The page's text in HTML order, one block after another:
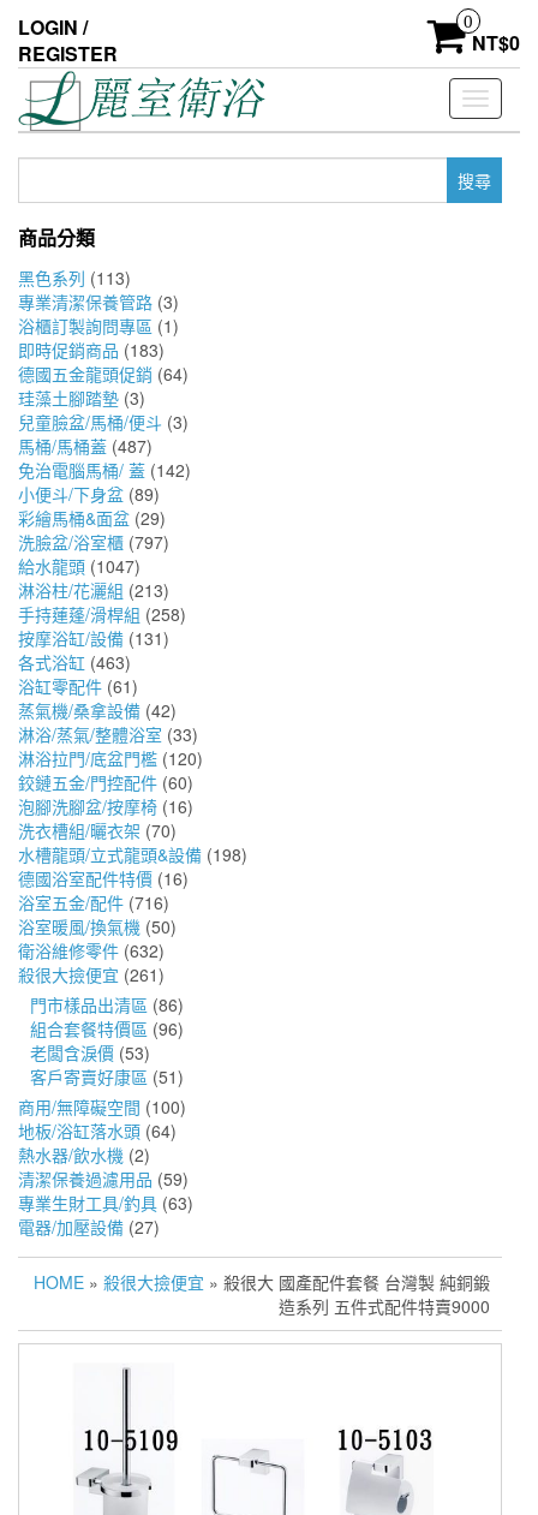
the
content
LOGIN /
REGISTER
0
NT$0
Toggle
鍵
商品分類
黑色系列 (113)
專業清潔保養管路 (3)
浴櫃訂製詢問專區 (1)
即時促銷商品 (183)
德國五金龍頭促銷 (64)
珪藻土腳踏墊 (3)
兒童臉盆/馬桶/便斗 (3)
馬桶/馬桶蓋 (487)
免治電腦馬桶/ 蓋 (142)
小便斗/下身盆 (89)
彩繪馬桶&面盆 (29)
洗臉盆/浴室櫃 (797)
給水龍頭 (1047)
淋浴柱/花灑組 (213)
手持蓮蓬/滑桿組 (258)
按摩浴缸/設備 (131)
各式浴缸 (463)
浴缸零配件 (61)
蒸氣機/桑拿設備 (42)
淋浴/蒸氣/整體浴室 (33)
淋浴拉門/底盆門檻 (120)
鉸鏈五金/門控配件 (60)
泡腳洗腳盆/按摩椅 (16)
洗衣槽組/曬衣架 (70)
水槽龍頭/立式龍頭&設備 (198)
德國浴室配件特價 (16)
浴室五金/配件 (716)
浴室暖風/換氣機 (50)
衛浴維修零件 (632)
殺很大撿便宜 (261)
門市樣品出清區 (86)
組合套餐特價區 (96)
老闆含淚價 (53)
客戶寄賣好康區 (51)
商用/無障礙空間 (100)
地板/浴缸落水頭 (64)
熱水器/飲水機 (2)
清潔保養過濾用品 (59)
專業生財工具/釣具 (63)
電器/加壓設備 (27)
HOME » 殺很大撿便宜 » 殺很大 國產配件套餐 台灣製 純銅鍛
造系列 五件式配件特賣9000